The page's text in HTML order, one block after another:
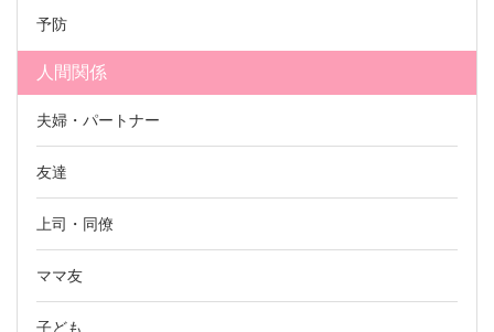
予防
人間関係
夫婦・パートナー
友達
上司・同僚
ママ友
子ども